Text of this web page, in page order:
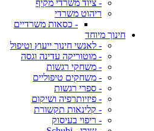
- ציוד משרדי מקיף
ריהוט משרדי
- כסאות משרדיים
חינוך מיוחד
- לאנשי חינוך ייעוץ וטיפול
- מוטוריקה עדינה וגסה
- משחקי רגשות
- משחקים טיפוליים
- ספרי רגשות
- פיזיותרפיה ושיקום
- קלינאות תקשורת
- ריפוי בעיסוק